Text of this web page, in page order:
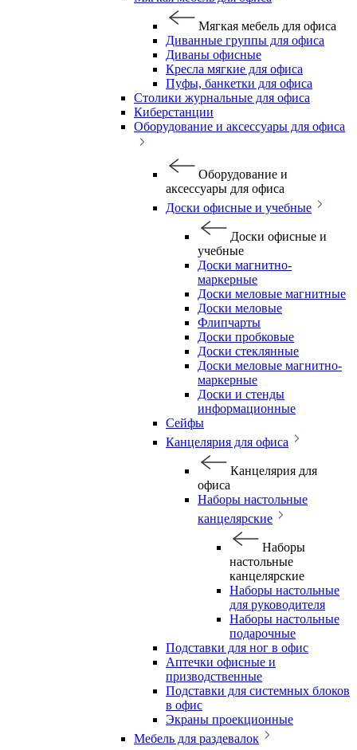
Мягкая мебель для офиса
Диванные группы для офиса
Диваны офисные
Кресла мягкие для офиса
Пуфы, банкетки для офиса
Столики журнальные для офиса
Киберстанции
Оборудование и аксессуары для офиса
Оборудование и
аксессуары для офиса
Доски офисные и учебные
Доски офисные и
учебные
Доски магнитно-
маркерные
Доски меловые магнитные
Доски меловые
Флипчарты
Доски пробковые
Доски стеклянные
Доски меловые магнитно-
маркерные
Доски и стенды
информационные
Сейфы
Канцелярия для офиса
Канцелярия для
офиса
Наборы настольные
канцелярские
Наборы
настольные
канцелярские
Наборы настольные
для руководителя
Наборы настольные
подарочные
Подставки для ног в офис
Аптечки офисные и
призводственные
Подставки для системных блоков
в офис
Экраны проекционные
Мебель для раздевалок